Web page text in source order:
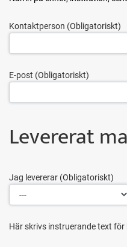
Kontaktperson
E-post
Levererat
Jag levererar
Här skrivs instruerande text